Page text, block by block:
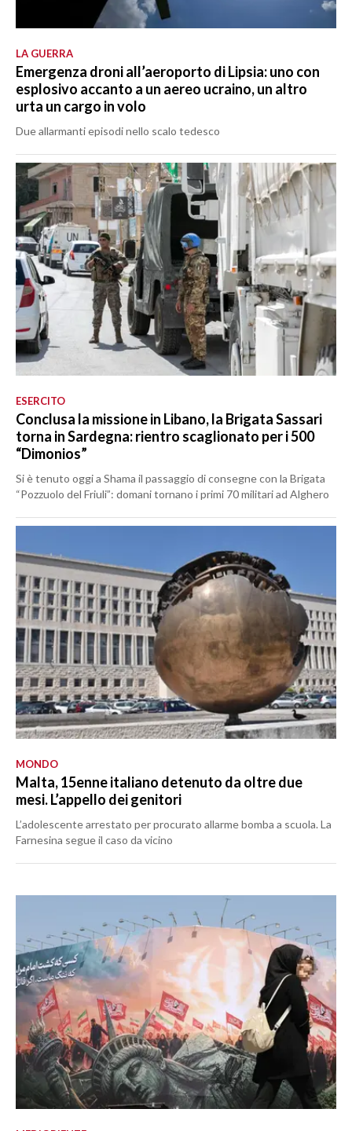
LA GUERRA
Emergenza droni all’aeroporto di Lipsia: uno con
esplosivo accanto a un aereo ucraino, un altro
urta un cargo in volo
Due allarmanti episodi nello scalo tedesco
ESERCITO
Conclusa la missione in Libano, la Brigata Sassari
torna in Sardegna: rientro scaglionato per i 500
“Dimonios”
Si è tenuto oggi a Shama il passaggio di consegne con la Brigata
“Pozzuolo del Friuli”: domani tornano i primi 70 militari ad Alghero
MONDO
Malta, 15enne italiano detenuto da oltre due
mesi. L’appello dei genitori
L’adolescente arrestato per procurato allarme bomba a scuola. La
Farnesina segue il caso da vicino